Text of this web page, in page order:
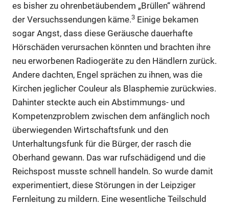
Anzeige
Anzeige
es bisher zu ohrenbetäubendem „Brüllen“ während
der Versuchssendungen käme.3 Einige bekamen
sogar Angst, dass diese Geräusche dauerhafte
Hörschäden verursachen könnten und brachten ihre
neu erworbenen Radiogeräte zu den Händlern zurück.
Andere dachten, Engel sprächen zu ihnen, was die
Kirchen jeglicher Couleur als Blasphemie zurückwies.
Dahinter steckte auch ein Abstimmungs- und
Kompetenzproblem zwischen dem anfänglich noch
überwiegenden Wirtschaftsfunk und den
Unterhaltungsfunk für die Bürger, der rasch die
Oberhand gewann. Das war rufschädigend und die
Reichspost musste schnell handeln. So wurde damit
experimentiert, diese Störungen in der Leipziger
Fernleitung zu mildern. Eine wesentliche Teilschuld